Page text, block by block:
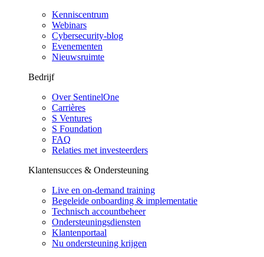
Kenniscentrum
Webinars
Cybersecurity-blog
Evenementen
Nieuwsruimte
Bedrijf
Over SentinelOne
Carrières
S Ventures
S Foundation
FAQ
Relaties met investeerders
Klantensucces & Ondersteuning
Live en on-demand training
Begeleide onboarding & implementatie
Technisch accountbeheer
Ondersteuningsdiensten
Klantenportaal
Nu ondersteuning krijgen